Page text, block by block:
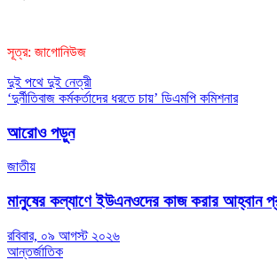
সূত্র: জাগোনিউজ
Post
navigation
দুই পথে দুই নেত্রী
‘দুর্নীতিবাজ কর্মকর্তাদের ধরতে চায়’ ডিএমপি কমিশনার
আরোও পড়ুন
জাতীয়
মানুষের কল্যাণে ইউএনওদের কাজ করার আহ্বান
রবিবার, ০৯ আগস্ট ২০২৬
আন্তর্জাতিক